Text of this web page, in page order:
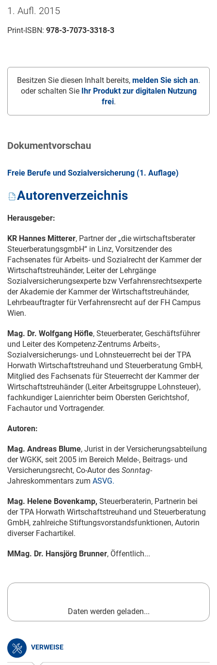
1. Aufl. 2015
Print-ISBN: 978-3-7073-3318-3
Besitzen Sie diesen Inhalt bereits, melden Sie sich an.
oder schalten Sie Ihr Produkt zur digitalen Nutzung
frei.
Dokumentvorschau
Freie Berufe und Sozialversicherung (1. Auflage)
Autorenverzeichnis
Herausgeber:
KR Hannes Mitterer, Partner der „die wirtschaftsberater
SteuerberatungsgmbH“ in Linz, Vorsitzender des
Fachsenates für Arbeits- und Sozialrecht der Kammer der
Wirtschaftstreuhänder, Leiter der Lehrgänge
Sozialversicherungsexperte bzw Verfahrensrechtsexperte
der Akademie der Kammer der Wirtschaftstreuhänder,
Lehrbeauftragter für Verfahrensrecht auf der FH Campus
Wien.
Mag. Dr. Wolfgang Höfle, Steuerberater, Geschäftsführer
und Leiter des Kompetenz-Zentrums Arbeits-,
Sozialversicherungs- und Lohnsteuerrecht bei der TPA
Horwath Wirtschaftstreuhand und Steuerberatung GmbH,
Mitglied des Fachsenats für Steuerrecht der Kammer der
Wirtschaftstreuhänder (Leiter Arbeitsgruppe Lohnsteuer),
fachkundiger Laienrichter beim Obersten Gerichtshof,
Fachautor und Vortragender.
Autoren:
Mag. Andreas Blume, Jurist in der Versicherungsabteilung
der WGKK, seit 2005 im Bereich Melde-, Beitrags- und
Versicherungsrecht, Co-Autor des Sonntag-
Jahreskommentars zum ASVG.
Mag. Helene Bovenkamp, Steuerberaterin, Partnerin bei
der TPA Horwath Wirtschaftstreuhand und Steuerberatung
GmbH, zahlreiche Stiftungsvorstandsfunktionen, Autorin
diverser Fachartikel.
MMag. Dr. Hansjörg Brunner, Öffentlich...
Daten werden geladen...
VERWEISE